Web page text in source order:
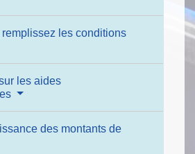
les conditions
les aides
des montants de